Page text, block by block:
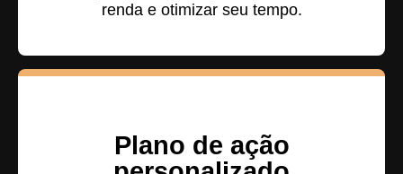
renda e otimizar seu tempo.
Plano de ação